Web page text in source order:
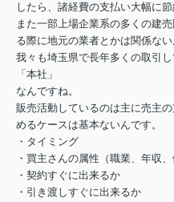
したら、諸経費の支払い大幅に節
また一部上場企業系の多くの建
る際に地元の業者とかは関係ない
我々も埼玉県で長年多くの取引
「本社」
なんですね。
販売活動しているのは主に売主
めるケースは基本ないんです。
・タイミング
・買主さんの属性（職業、年収、
・契約すぐに出来るか
・引き渡しすぐに出来るか